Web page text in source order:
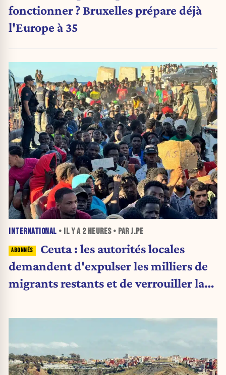
fonctionner ? Bruxelles prépare déjà
l'Europe à 35
INTERNATIONAL • IL Y A 2 HEURES• PAR J.PE
Ceuta : les autorités locales
demandent d'expulser les milliers de
migrants restants et de verrouiller la